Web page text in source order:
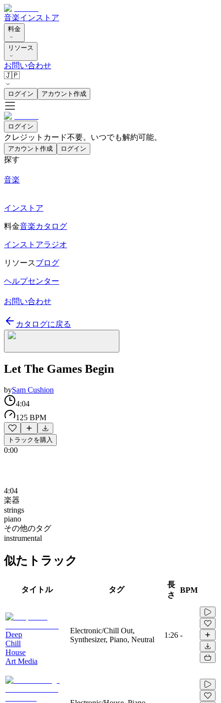
音楽インストア
料金
リソース
お問い合わせ
🇯🇵
ログイン アカウント作成
ログイン
クレジットカード不要。いつでも解約可能。
アカウント作成 ログイン
探す
音楽
インストア
料金音楽カタログ
インストアラジオ
リソースブログ
ヘルプセンター
お問い合わせ
カタログに戻る
Let The Games Begin
bySam Cushion
4:04
125 BPM
トラックを購入
0:00
4:04
楽器
strings
piano
その他のタグ
instrumental
似たトラック
タイトル タグ
長
さ
BPM
Deep
Chill
House
Art Media
Electronic/Chill Out,
Synthesizer, Piano, Neutral
1:26 -